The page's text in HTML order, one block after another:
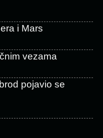
i Mars
vezama
pojavio se